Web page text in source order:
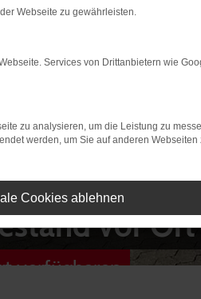
vor Ort
verfügbaren
Webseite zu gewährleisten.
Services von Drittanbietern wie
zu analysieren, um die Leistung zu
werden, um Sie auf anderen
Cookies ablehnen